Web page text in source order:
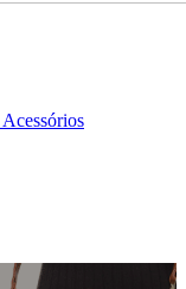
Acessórios